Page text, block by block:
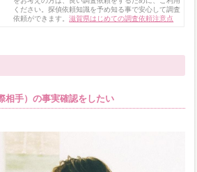
ください。探偵依頼知識を予め知る事で安心して調査
依頼ができます。滋賀県はじめての調査依頼注意点
相手）の事実確認をしたい